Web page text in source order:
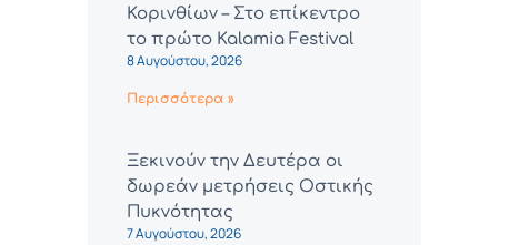
Κορινθίων – Στο επίκεντρο
το πρώτο Kalamia Festival
8 Αυγούστου, 2026
Περισσότερα »
Ξεκινούν την Δευτέρα οι
δωρεάν μετρήσεις Οστικής
Πυκνότητας
7 Αυγούστου, 2026